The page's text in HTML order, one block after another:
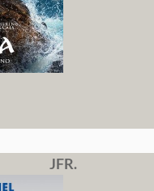
JFR.